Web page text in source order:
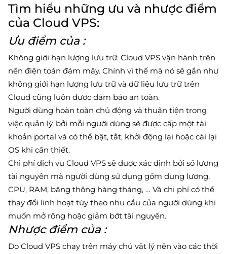
Tìm hiểu những ưu và nhược điểm
của Cloud VPS:
Ưu điểm của :
Không giới hạn lượng lưu trữ: Cloud VPS vận hành trên
nền điện toán đám mây. Chính vì thế mà nó sẽ gần như
không giới hạn lượng lưu trữ và dữ liệu lưu trữ trên
Cloud cũng luôn được đảm bảo an toàn.
Người dùng hoàn toàn chủ động và thuận tiện trong
việc quản lý, bởi mỗi người dùng sẽ được cấp một tài
khoản portal và có thể bật, tắt, khởi động lại hoặc cài lại
OS khi cần thiết.
Chi phí dịch vụ Cloud VPS sẽ được xác định bởi số lượng
tài nguyên mà người dùng sử dụng gồm dung lượng,
CPU, RAM, băng thông hàng tháng, … Và chi phí có thể
thay đổi linh hoạt tùy theo nhu cầu của người dùng khi
muốn mở rộng hoặc giảm bớt tài nguyên.
Nhược điểm của :
Do Cloud VPS chạy trên máy chủ vật lý nên vào các thời